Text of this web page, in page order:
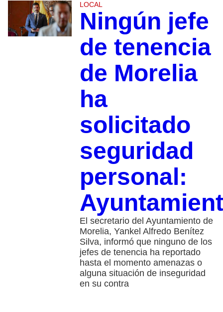
LOCAL
Ningún jefe
de tenencia
de Morelia
ha
solicitado
seguridad
personal:
El secretario del Ayuntamiento de
Morelia, Yankel Alfredo Benítez
Silva, informó que ninguno de los
jefes de tenencia ha reportado
hasta el momento amenazas o
alguna situación de inseguridad
en su contra